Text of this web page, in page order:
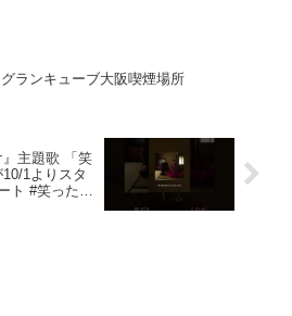
グランキューブ大阪喫煙場所
主題歌 「笑
1よりスタ
ト #笑ったり